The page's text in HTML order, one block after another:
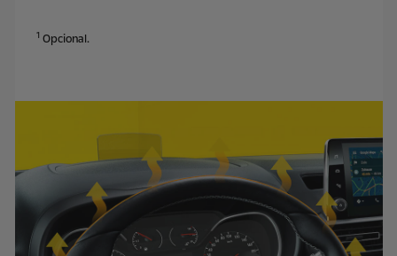
1 Opcional.